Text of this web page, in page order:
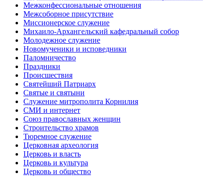
Межконфессиональные отношения
Межсоборное присутствие
Миссионерское служение
Михаило-Архангельский кафедральный собор
Молодежное служение
Новомученики и исповедники
Паломничество
Праздники
Происшествия
Святейший Патриарх
Святые и святыни
Служение митрополита Корнилия
СМИ и интернет
Союз православных женщин
Строительство храмов
Тюремное служение
Церковная археология
Церковь и власть
Церковь и культура
Церковь и общество